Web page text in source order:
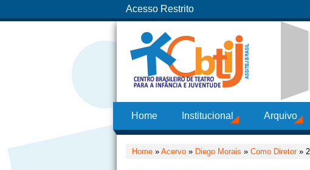
Acesso Restrito
Home Institucional Arquivo
Home » Acervo » Diego Morais » Como Diretor»